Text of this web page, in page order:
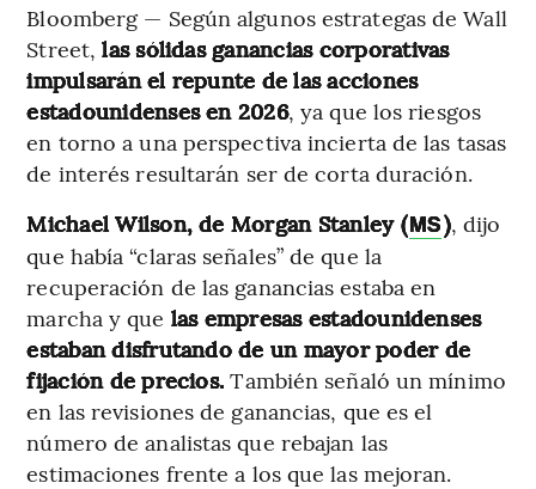
Bloomberg — Según algunos estrategas de Wall
Street, las sólidas ganancias corporativas
impulsarán el repunte de las acciones
estadounidenses en 2026, ya que los riesgos
en torno a una perspectiva incierta de las tasas
de interés resultarán ser de corta duración.
Michael Wilson, de Morgan Stanley (MS), dijo
que había “claras señales” de que la
recuperación de las ganancias estaba en
marcha y que las empresas estadounidenses
estaban disfrutando de un mayor poder de
fijación de precios.También señaló un mínimo
en las revisiones de ganancias, que es el
número de analistas que rebajan las
estimaciones frente a los que las mejoran.